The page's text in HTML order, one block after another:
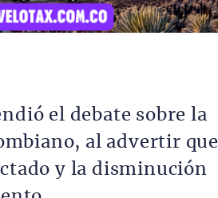
el debate sobre la
al advertir que
y la disminución